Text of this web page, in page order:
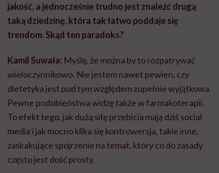
jakość, a jednocześnie trudno jest znaleźć drugą
taką dziedzinę, która tak łatwo poddaje się
trendom. Skąd ten paradoks?
Kamil Suwała: Myślę, że można by to rozpatrywać
wieloczynnikowo. Nie jestem nawet pewien, czy
dietetyka jest pod tym względem zupełnie wyjątkowa.
Pewne podobieństwa widzę także w farmakoterapii.
To efekt tego, jak dużą siłę przebicia mają dziś social
media i jak mocno klika się kontrowersja, takie inne,
zaskakujące spojrzenie na temat, który co do zasady
często jest dość prosty.